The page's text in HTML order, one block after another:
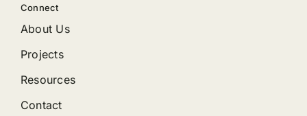
Connect
About Us
Projects
Resources
Contact